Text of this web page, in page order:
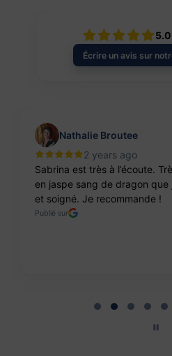
5.0
Écrire un avis sur
Nathalie Broutee
2 years ago
Sabrina est très à l’écoute.
en jaspe sang de dragon que
et soigné. Je recommande !
Publié sur